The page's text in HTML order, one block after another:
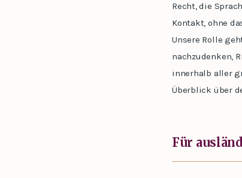
Recht, die
Kontakt, ohne
Unsere Rolle
nachzudenken,
innerhalb aller
Überblick über
Für